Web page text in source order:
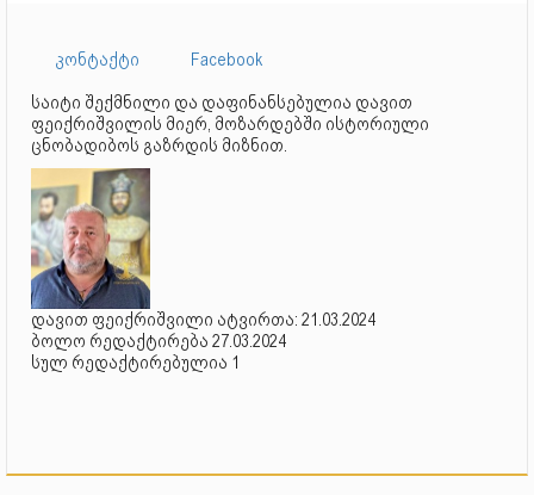
კონტაქტი
Facebook
საიტი შექმნილი და დაფინანსებულია დავით
ფეიქრიშვილის მიერ, მოზარდებში ისტორიული
ცნობადიბოს გაზრდის მიზნით.
დავით ფეიქრიშვილი ატვირთა: 21.03.2024
ბოლო რედაქტირება 27.03.2024
სულ რედაქტირებულია 1